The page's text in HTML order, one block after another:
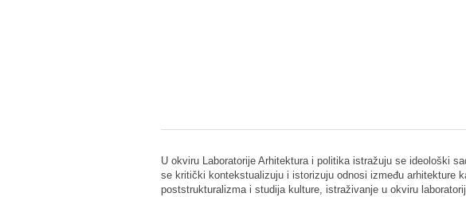
U okviru Laboratorije Arhitektura i politika istražuju se ideološki
se kritički kontekstualizuju i istorizuju odnosi između arhitekture
poststrukturalizma i studija kulture, istraživanje u okviru